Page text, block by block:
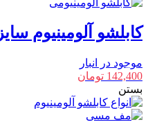
کابلشو آلومینیوم سایز 185
موجود در انبار
142,400 تومان
بستن